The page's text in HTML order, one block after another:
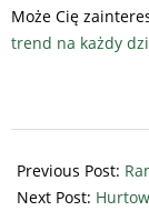
Może Cię
trend na każdy
03-
17
Previous Post:
Next Post: